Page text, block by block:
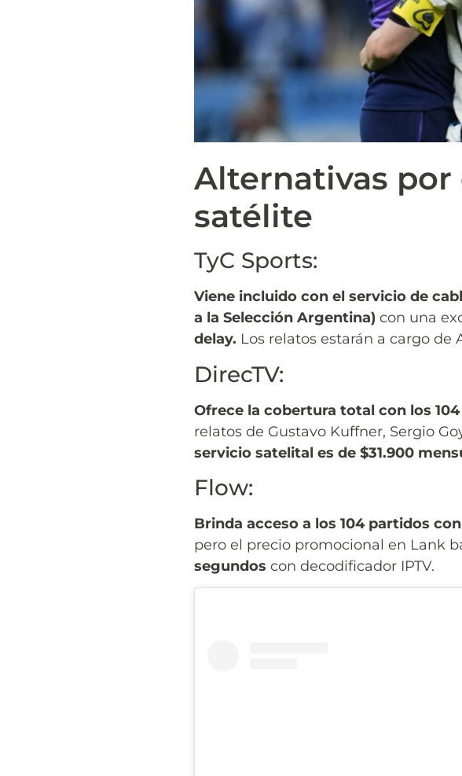
Alternativas
satélite
TyC Sports:
Viene incluido con el servicio de
a la Selección Argentina) con una
delay. Los relatos estarán a cargo de
DirecTV:
Ofrece la cobertura total con los
relatos de Gustavo Kuffner, Sergio
servicio satelital es de $31.900
Flow:
Brinda acceso a los 104 partidos
pero el precio promocional en Lank
segundos con decodificador IPTV.